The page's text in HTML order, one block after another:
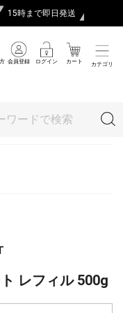
15時まで即日発送
会員登録 ログイン カート カテゴリ
レフィル 500g